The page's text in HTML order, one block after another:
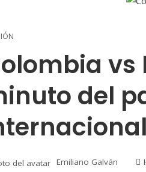
vs
del
Emiliano Galván